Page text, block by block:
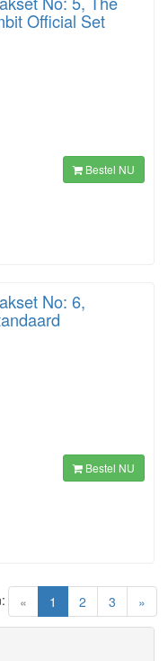
Official Set
Bestel NU
No: 6,
Bestel NU
« 1 (current)
2 3 »